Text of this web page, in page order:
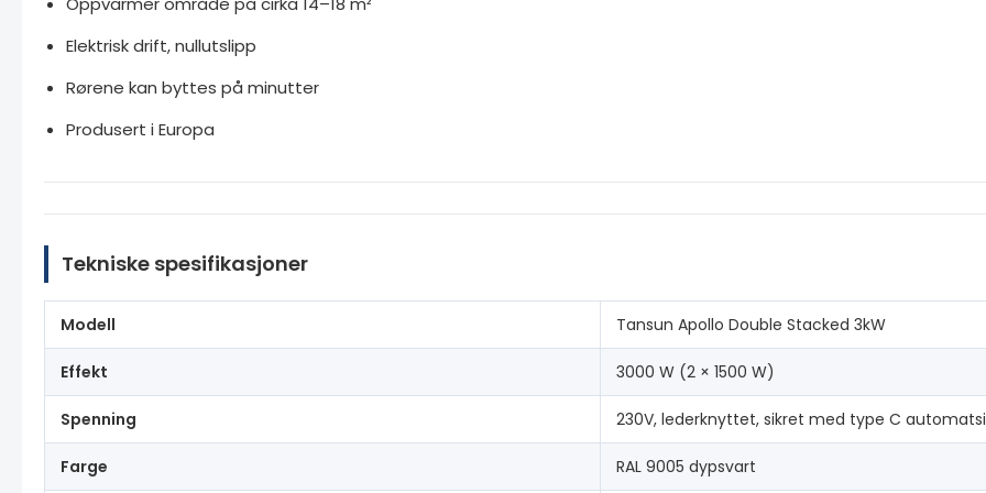
Elektrisk drift, nullutslipp
Rørene kan byttes på minutter
Produsert i Europa
Tekniske spesifikasjoner
Modell Tansun Apollo Double Stacked 3kW
Effekt 3000 W (2 × 1500 W)
Spenning 230V, lederknyttet, sikret med type C
Farge RAL 9005 dypsvart